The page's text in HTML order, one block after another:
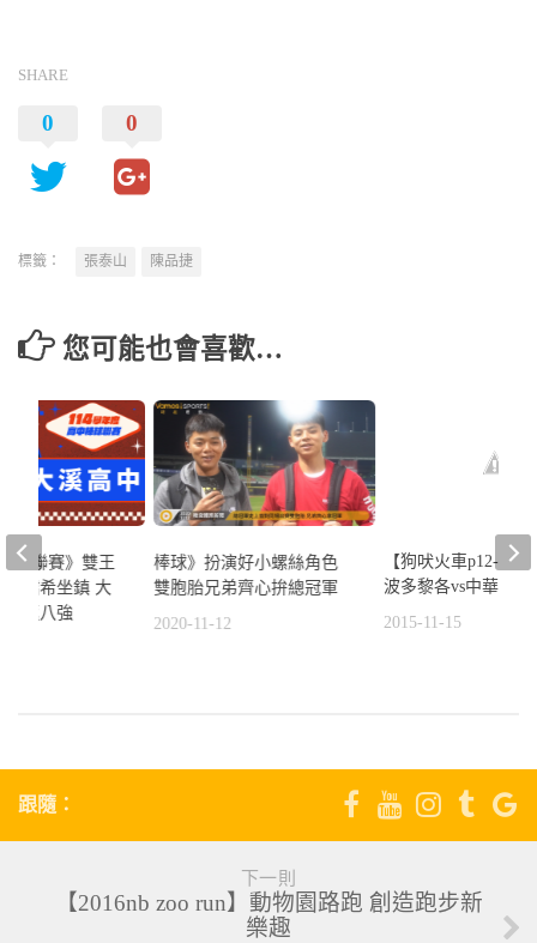
SHARE
0 0
標籤： 張泰山 陳品捷
您可能也會喜歡…
棒球》扮演好小螺絲角色
雙胞胎兄弟齊心拚總冠軍
2020-11-12
【狗吠火車p12-g5】
波多黎各vs中華 賽
2015-11-15
棒聯賽》雙王
林珺希坐鎮 大
重返八強
跟隨：
下一則
【2016nb zoo run】動物園路跑 創造跑步新
樂趣